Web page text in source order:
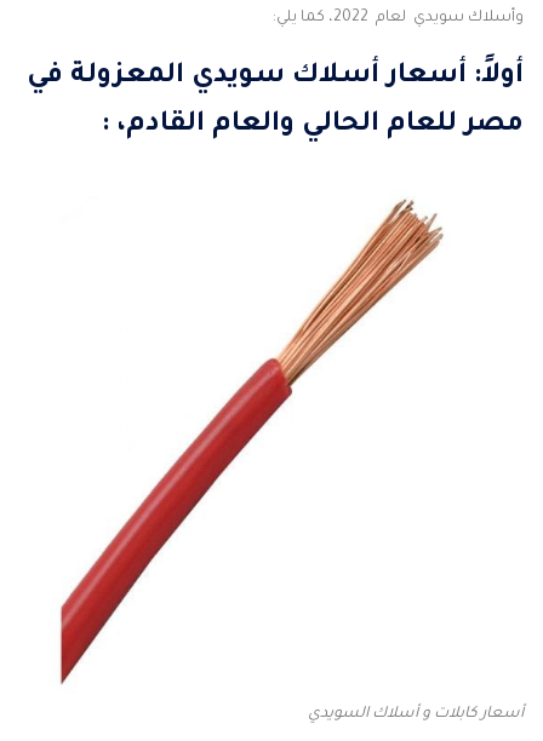
وأسلاك سويدي لعام 2022، كما يلي:
أولاً: أسعار أسلاك سويدي المعزولة في
مصر للعام الحالي والعام القادم، :
أسعار كابلات و أسلاك السويدي